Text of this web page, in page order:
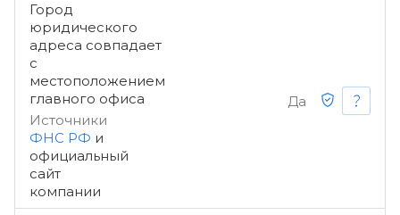
Город
юридического
адреса совпадает
с
местоположением
главного офиса
Источники
ФНС РФ и
официальный
сайт
компании
Да